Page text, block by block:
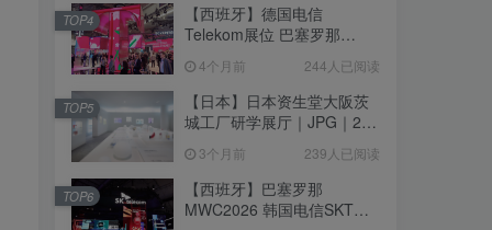
【西班牙】德国电信
Telekom展位 巴塞罗那
｜77.42M
4个月前 244人已阅读
TOP4
【日本】日本资生堂大阪茨
城工厂研学展厅｜JPG｜26
3个月前 239人已阅读
TOP5
【西班牙】巴塞罗那
MWC2026 韩国电信SKT展
TOP6